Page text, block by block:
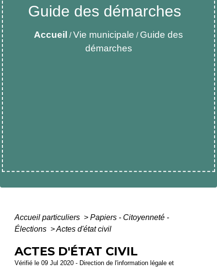
Guide des démarches
Accueil /Vie municipale / Guide des
démarches
Accueil particuliers > Papiers - Citoyenneté -
Élections >Actes d'état civil
ACTES D'ÉTAT CIVIL
Vérifié le 09 Jul 2020 - Direction de l'information légale et